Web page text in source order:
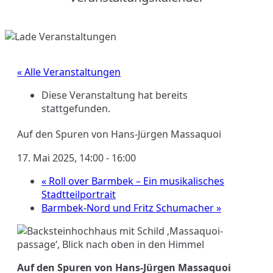
« Alle Veranstaltungen
Diese Veranstaltung hat bereits
stattgefunden.
Auf den Spuren von Hans-Jürgen Massaquoi
17. Mai 2025, 14:00- 16:00
« Roll over Barmbek – Ein musikalisches
Stadtteilportrait
Barmbek-Nord und Fritz Schumacher»
Auf den Spuren von Hans-Jürgen Massaquoi